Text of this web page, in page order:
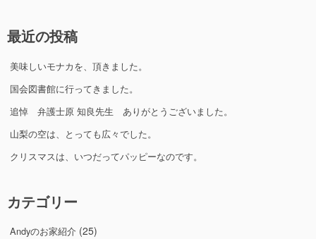
最近の投稿
美味しいモナカを、頂きました。
国会図書館に行ってきました。
追悼 弁護士原 知良先生 ありがとうございました。
山梨の空は、とっても広々でした。
クリスマスは、いつだってパッピーなのです。
カテゴリー
Andyのお家紹介 (25)